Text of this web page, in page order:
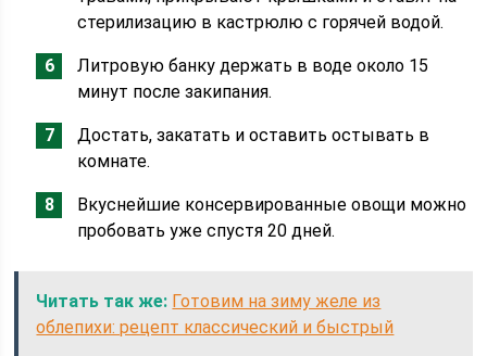
стерилизацию в кастрюлю с горячей водой.
Литровую банку держать в воде около 15
минут после закипания.
Достать, закатать и оставить остывать в
комнате.
Вкуснейшие консервированные овощи можно
пробовать уже спустя 20 дней.
Читать так же: Готовим на зиму желе из
облепихи: рецепт классический и быстрый